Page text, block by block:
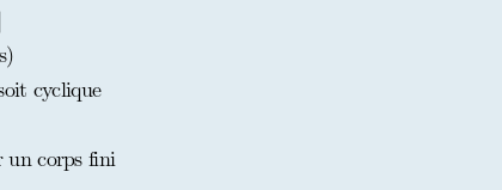
cyclique
un corps fini